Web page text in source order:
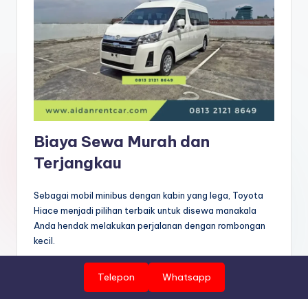
Biaya Sewa Murah dan
Terjangkau
Sebagai mobil minibus dengan kabin yang lega, Toyota
Hiace menjadi pilihan terbaik untuk disewa manakala
Anda hendak melakukan perjalanan dengan rombongan
kecil.
Kemampuan Mobil Hi ace dalam mengangkut hingga 14
orang penumpang menjadikannya mobil ideal di semua
kalangan. Keuntungan langsung yang ditawarkan dilihat
Telepon Whatsapp